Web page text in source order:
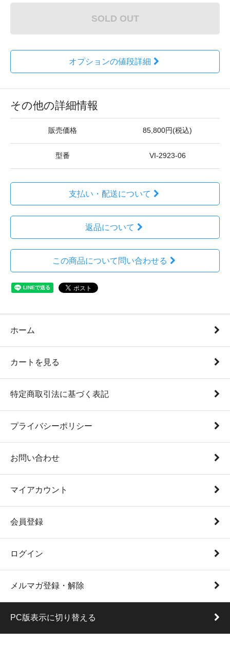
SOLD OUT
オプションの値段詳細
その他の詳細情報
販売価格 85,800円(税込)
型番 VI-2923-06
支払い・配送について
返品について
この商品について問い合わせる
ホーム
カートを見る
特定商取引法に基づく表記
プライバシーポリシー
お問い合わせ
マイアカウント
会員登録
ログイン
メルマガ登録・解除
PC版表示に切り替える